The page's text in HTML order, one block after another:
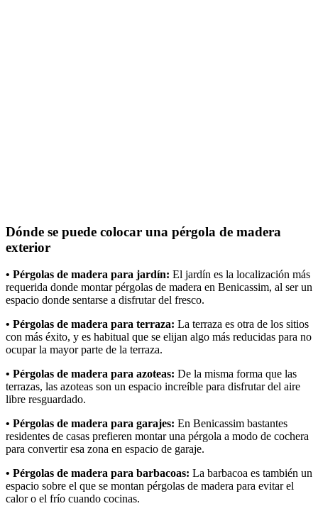
Dónde se puede colocar una pérgola de madera
exterior
• Pérgolas de madera para jardín: El jardín es la localización más
requerida donde montar pérgolas de madera en Benicassim, al ser un
espacio donde sentarse a disfrutar del fresco.
• Pérgolas de madera para terraza: La terraza es otra de los sitios
con más éxito, y es habitual que se elijan algo más reducidas para no
ocupar la mayor parte de la terraza.
• Pérgolas de madera para azoteas: De la misma forma que las
terrazas, las azoteas son un espacio increíble para disfrutar del aire
libre resguardado.
• Pérgolas de madera para garajes: En Benicassim bastantes
residentes de casas prefieren montar una pérgola a modo de cochera
para convertir esa zona en espacio de garaje.
• Pérgolas de madera para barbacoas: La barbacoa es también un
espacio sobre el que se montan pérgolas de madera para evitar el
calor o el frío cuando cocinas.